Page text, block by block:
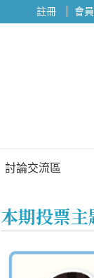
註冊 會
討論交流區
投票區
本期投票主